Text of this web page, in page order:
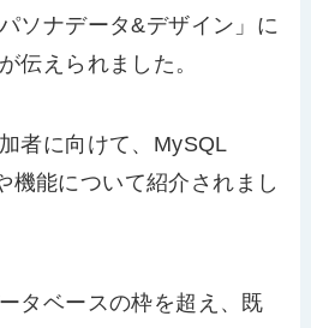
ソナデータ&デザイン」に
伝えられました。
者に向けて、 MySQL
機能について紹介されまし
タベースの枠を超え、既